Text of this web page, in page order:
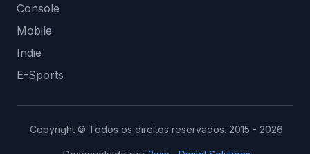
Console
Mobile
Indie
E-Sports
Copyright © Todos os direitos reservados. 2015 - 2026